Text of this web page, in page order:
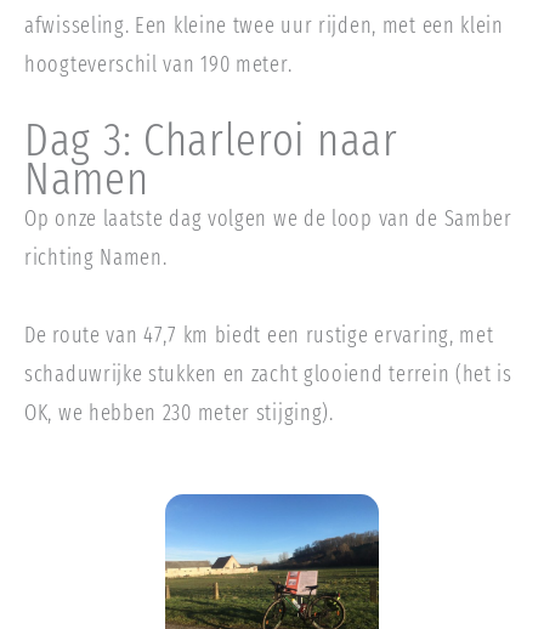
afwisseling. Een kleine twee uur rijden, met een klein
hoogteverschil van 190 meter.
Dag 3: Charleroi naar
Namen
Op onze laatste dag volgen we de loop van de Samber
richting Namen.
De route van 47,7 km biedt een rustige ervaring, met
schaduwrijke stukken en zacht glooiend terrein (het is
OK, we hebben 230 meter stijging).